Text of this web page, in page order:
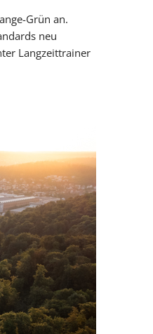
Grün an.
neu
Langzeittrainer